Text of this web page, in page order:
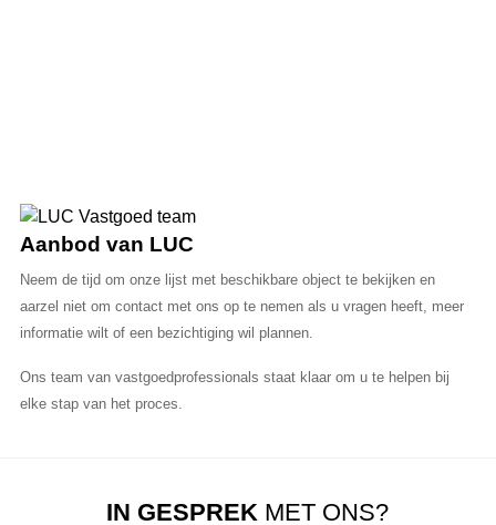
Aanbod van LUC
Neem de tijd om onze lijst met beschikbare object te bekijken en
aarzel niet om contact met ons op te nemen als u vragen heeft, meer
informatie wilt of een bezichtiging wil plannen.
Ons team van vastgoedprofessionals staat klaar om u te helpen bij
elke stap van het proces.
IN GESPREK MET ONS?